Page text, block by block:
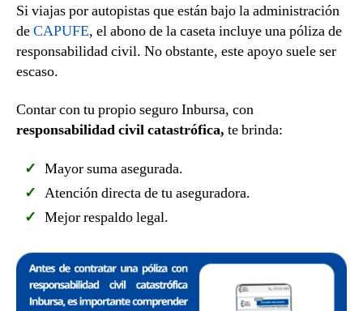
Si viajas por autopistas que están bajo la administración
deCAPUFE, el abono de la caseta incluye una póliza de
responsabilidad civil. No obstante, este apoyo suele ser
escaso.
Contar con tu propio seguro Inbursa, con
responsabilidad civil catastrófica, te brinda:
Mayor suma asegurada.
Atención directa de tu aseguradora.
Mejor respaldo legal.